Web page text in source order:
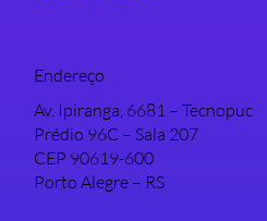
Endereço
Av. Ipiranga, 6681 – Tecnopuc
Prédio 96C – Sala 207
CEP 90619-600
Porto Alegre – RS